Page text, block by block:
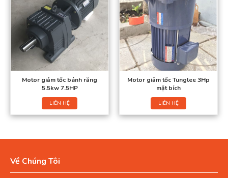
Motor giảm tốc bánh răng
5.5kw 7.5HP
LIÊN HỆ
Motor giảm tốc Tunglee 3Hp
mặt bích
LIÊN HỆ
Về Chúng Tôi